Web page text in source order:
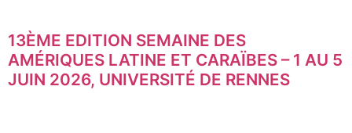
13ÈME EDITION SEMAINE DES
AMÉRIQUES LATINE ET CARAÏBES – 1 AU 5
JUIN 2026, UNIVERSITÉ DE RENNES